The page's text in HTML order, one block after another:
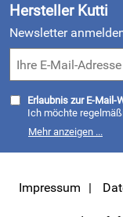
Hersteller Kutti
Newsletter
Erlaubnis zur E-Mail-
Ich möchte
Meine E-Mail-
weitergegeben. Zu
kann ich jederzeit
den Link "Abmelden"
Newsletter im
Mehr anzeigen ...
Impressum